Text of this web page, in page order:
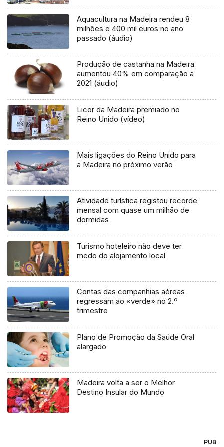
Aquacultura na Madeira rendeu 8
milhões e 400 mil euros no ano
passado (áudio)
Produção de castanha na Madeira
aumentou 40% em comparação a
2021 (áudio)
Licor da Madeira premiado no
Reino Unido (vídeo)
Mais ligações do Reino Unido para
a Madeira no próximo verão
Atividade turística registou recorde
mensal com quase um milhão de
dormidas
Turismo hoteleiro não deve ter
medo do alojamento local
Contas das companhias aéreas
regressam ao «verde» no 2.º
trimestre
Plano de Promoção da Saúde Oral
alargado
Madeira volta a ser o Melhor
Destino Insular do Mundo
PUB